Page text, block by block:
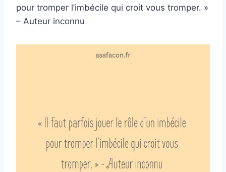
pour tromper l’imbécile qui croit vous tromper. »
– Auteur inconnu